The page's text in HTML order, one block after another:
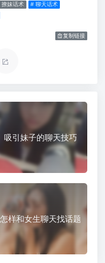
撩妹话术
# 聊天话术
复制链接
吸引妹子的聊天技巧
怎样和女生聊天找话题